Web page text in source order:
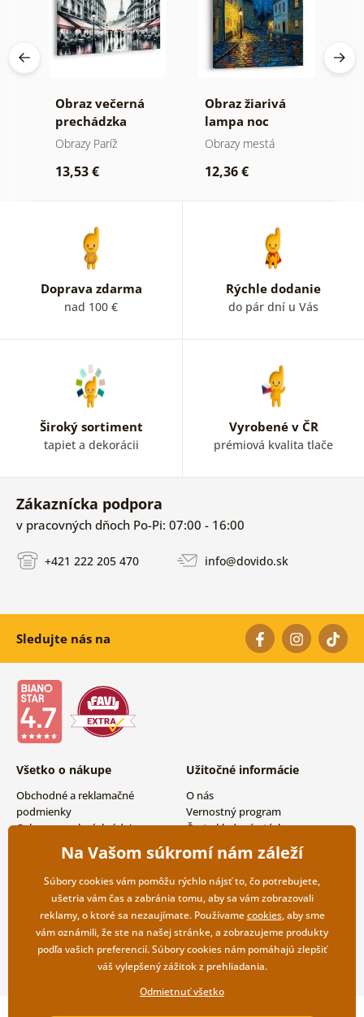
Obraz večerná
prechádzka
Parížou
Obrazy Paríž
13,53 €
Obraz žiarivá
lampa noc
Obrazy mestá
12,36 €
Doprava zdarma
nad 100 €
Rýchle dodanie
do pár dní u Vás
Široký sortiment
tapiet a dekorácii
Vyrobené v ČR
prémiová kvalita tlače
Zákaznícka podpora
v pracovných dňoch Po-Pi: 07:00 - 16:00
+421 222 205 470 info@dovido.sk
Sledujte nás na
Všetko o nákupe
Obchodné a reklamačné
podmienky
Ochrana osobných údajov
Možnosti dopravy a platby
Vrátenie tovaru
Užitočné informácie
O nás
Vernostný program
Často kladené otázky
Magazín
Kontakty
Veľkoobchodná spolupráca
Na Vašom súkromí nám záleží
Súbory cookies vám pomôžu rýchlo nájsť to, čo potrebujete,
ušetria vám čas a zabránia tomu, aby sa vám zobrazovali
reklamy, o ktoré sa nezaujímate. Používamecookies, aby sme
vám oznámili, že ste na našej stránke, a zobrazujeme produkty
podľa vašich preferencií. Súbory cookies nám pomáhajú zlepšiť
váš vylepšený zážitok z prehliadania.
Odmietnuť všetko